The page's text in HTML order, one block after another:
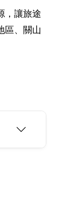
，讓旅途
區、關山